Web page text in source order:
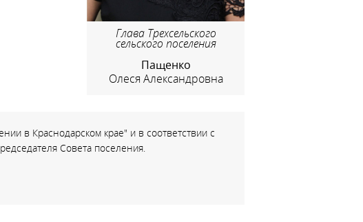
Глава Трехсельского
сельского поселения
Пащенко
Олеся Александровна
в Краснодарском крае" и в соответствии с
Совета поселения.